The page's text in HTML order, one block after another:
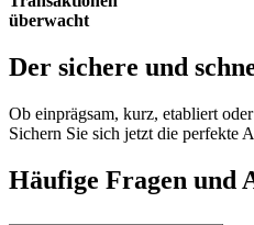
überwacht
Der sichere und
Ob einprägsam, kurz, etabliert
Sichern Sie sich jetzt die perfekte
Häufige Fragen und